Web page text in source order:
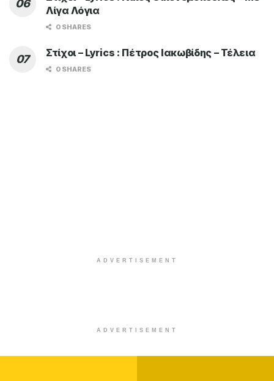
Λίγα Λόγια
0 SHARES
Στίχοι – Lyrics : Πέτρος Ιακωβίδης – Τέλεια
0 SHARES
ADVERTISEMENT
ADVERTISEMENT